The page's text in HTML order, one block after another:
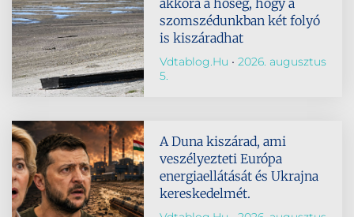
szomszédunkban két folyó
is kiszáradhat
Vdtablog.hu
2026. augusztus
5.
A Duna kiszárad, ami
veszélyezteti Európa
energiaellátását és Ukrajna
kereskedelmét.